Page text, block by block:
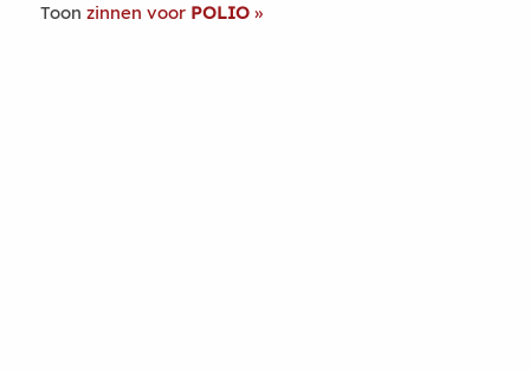
Toon zinnen voor POLIO